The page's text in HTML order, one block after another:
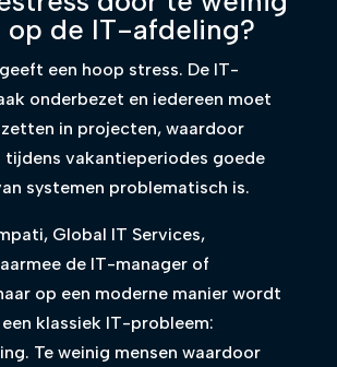
op de IT-afdeling?
een hoop stress. De IT-
onderbezet en iedereen moet
in projecten, waardoor
vakantieperiodes goede
systemen problematisch is.
Global IT Services,
de IT-manager of
op een moderne manier wordt
klassiek IT-probleem:
Te weinig mensen waardoor